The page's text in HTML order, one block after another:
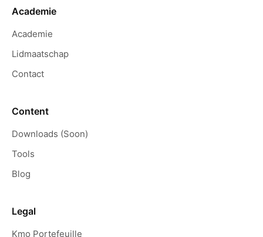
Academie
Academie
Lidmaatschap
Contact
Content
Downloads (Soon)
Tools
Blog
Legal
Kmo Portefeuille